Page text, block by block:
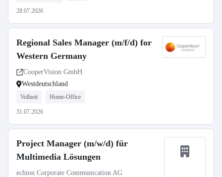
28.07.2026
Regional Sales Manager (m/f/d) for
Western Germany
CooperVision GmbH
Westdeutschland
Vollzeit Home-Office
31.07.2026
Project Manager (m/w/d) für
Multimedia Lösungen
echion Corporate Communication AG